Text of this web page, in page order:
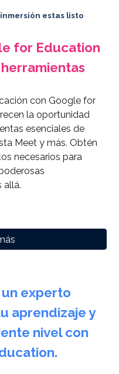
estas listo
for Education
con Google for
la oportunidad
esenciales de
Meet y más. Obtén
necesarios para
allá.
experto
aprendizaje y
nivel con